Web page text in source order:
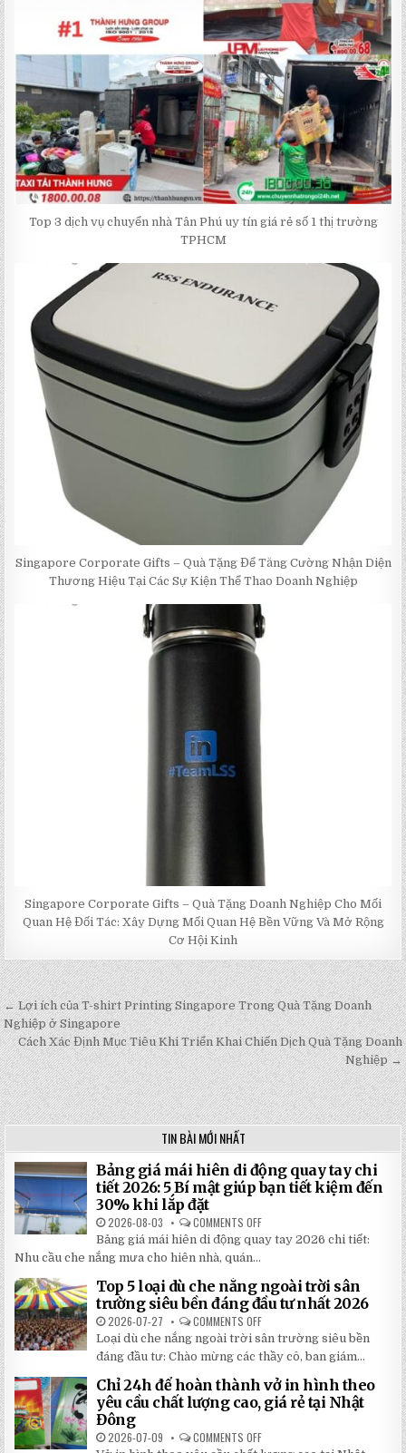
Top 3 dịch vụ chuyển nhà Tân Phú uy tín giá rẻ số 1 thị trường
TPHCM
Singapore Corporate Gifts – Quà Tặng Để Tăng Cường Nhận Diện
Thương Hiệu Tại Các Sự Kiện Thể Thao Doanh Nghiệp
Singapore Corporate Gifts – Quà Tặng Doanh Nghiệp Cho Mối
Quan Hệ Đối Tác: Xây Dựng Mối Quan Hệ Bền Vững Và Mở Rộng
Cơ Hội Kinh
Post
navigation
← Lợi ích của T-shirt Printing Singapore Trong Quà Tặng Doanh
Nghiệp ở Singapore
Cách Xác Định Mục Tiêu Khi Triển Khai Chiến Dịch Quà Tặng Doanh
Nghiệp →
TIN BÀI MỚI NHẤT
Bảng giá mái hiên di động quay tay chi
tiết 2026: 5 Bí mật giúp bạn tiết kiệm đến
30% khi lắp đặt
2026-08-03 COMMENTS OFF
BẢNG
GIÁ
ĐỘNG
QUAY
TAY
TIẾT
2026:
5
BÍ
MẬT
GIÚP
BẠN
TIẾT
Bảng giá mái hiên di động quay tay 2026 chi tiết:
Nhu cầu che nắng mưa cho hiên nhà, quán...
Top 5 loại dù che nắng ngoài trời sân
trường siêu bền đáng đầu tư nhất 2026
2026-07-27 COMMENTS OFF
TOP
5
LOẠI
DÙ
CHE
NẮNG
NGOÀI
TRỜI
Loại dù che nắng ngoài trời sân trường siêu bền
đáng đầu tư: Chào mừng các thầy cô, ban giám...
Chỉ 24h để hoàn thành vở in hình theo
yêu cầu chất lượng cao, giá rẻ tại Nhật
Đông
2026-07-09 COMMENTS OFF
CHỈ